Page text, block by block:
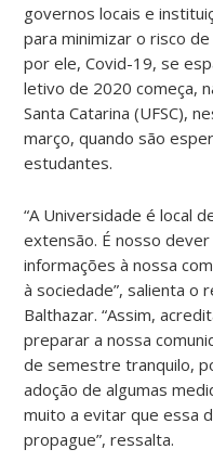
governos locais e
para minimizar o risco
por ele, Covid-19, se
letivo de 2020 começa,
Santa Catarina (UFSC),
março, quando são
estudantes.
“A Universidade é local
extensão. É nosso
informações à nossa
à sociedade”, salienta o
Balthazar. “Assim,
preparar a nossa
de semestre tranquilo,
adoção de algumas
muito a evitar que essa
propague”, ressalta.